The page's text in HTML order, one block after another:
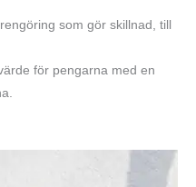
som gör skillnad, till
för pengarna med en